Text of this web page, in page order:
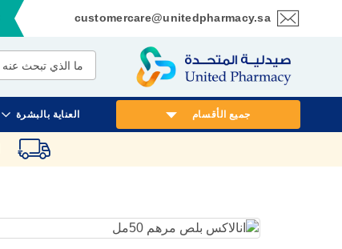
customercare@unitedpharmacy.sa
تخطي
المحتوى
العناية بالبشرة جميع الأقسام
انتقل
إلى